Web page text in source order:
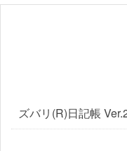
ズバリ(R)日記帳